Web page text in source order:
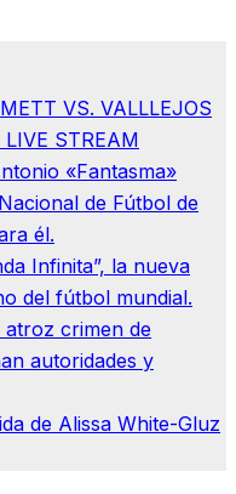
VS. VALLLEJOS
STREAM
«Fantasma»
de Fútbol de
él.
Infinita”, la nueva
del fútbol mundial.
atroz crimen de
autoridades y
de Alissa White-Gluz